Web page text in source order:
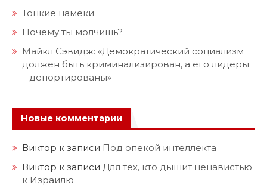
Тонкие намёки
Почему ты молчишь?
Майкл Сэвидж: «Демократический социализм
должен быть криминализирован, а его лидеры
– депортированы»
Новые комментарии
Виктор к записи Под опекой интеллекта
Виктор к записи Для тех, кто дышит ненавистью
к Израилю